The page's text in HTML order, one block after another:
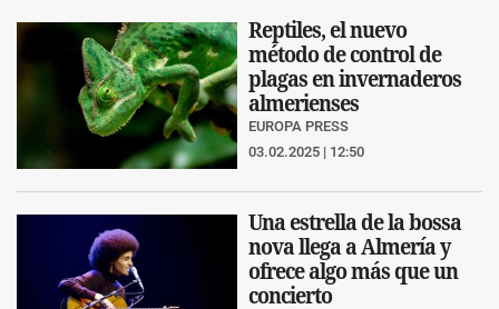
Reptiles, el nuevo
método de control de
plagas en invernaderos
almerienses
EUROPA PRESS
03.02.2025 | 12:50
Una estrella de la bossa
nova llega a Almería y
ofrece algo más que un
concierto